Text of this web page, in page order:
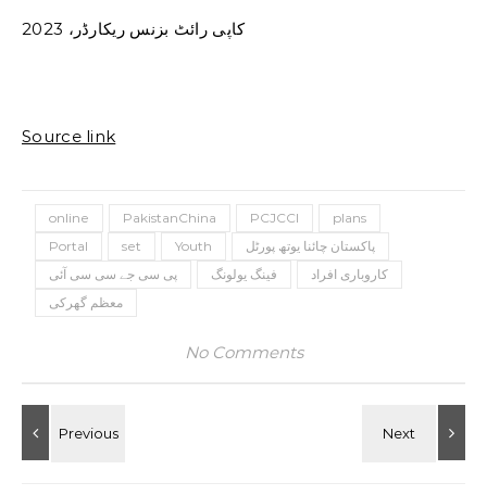
کاپی رائٹ بزنس ریکارڈر، 2023
Source link
online PakistanChina PCJCCI
plans
Portal
set Youth
پاکستان چائنا یوتھ پورٹل
پی سی جے سی سی آئی
فینگ یولونگ
کاروباری افراد
معظم گھرکی
No Comments